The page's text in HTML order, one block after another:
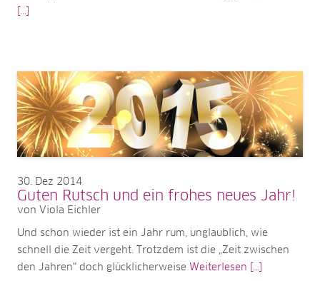
30 Dez 2014
Guten Rutsch und ein frohes neues Jahr!
von Viola Eichler
Und schon wieder ist ein Jahr rum, unglaublich, wie
schnell die Zeit vergeht. Trotzdem ist die „Zeit zwischen
den Jahren“ doch glücklicherweise Weiterlesen [...]